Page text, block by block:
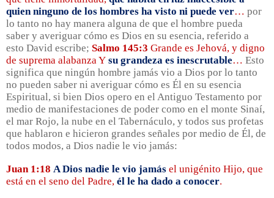
quien ninguno de los hombres ha visto ni puede ver… por
lo tanto no hay manera alguna de que el hombre pueda
saber y averiguar cómo es Dios en su esencia, referido a
esto David escribe; Salmo 145:3 Grande es Jehová, y digno
de suprema alabanza Y su grandeza es inescrutable… Esto
significa que ningún hombre jamás vio a Dios por lo tanto
no pueden saber ni averiguar cómo es Él en su esencia
Espiritual, si bien Dios opero en el Antiguo Testamento por
medio de manifestaciones de poder como en el monte Sinaí,
el mar Rojo, la nube en el Tabernáculo, y todos sus profetas
que hablaron e hicieron grandes señales por medio de Él, de
todos modos, a Dios nadie le vio jamás:
Juan 1:18 A Dios nadie le vio jamás el unigénito Hijo, que
está en el seno del Padre, él le ha dado a conocer.